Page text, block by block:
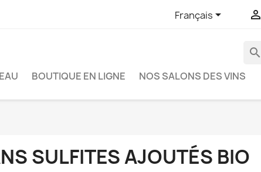
Français 
search
BOUTIQUE EN LIGNE NOS SALONS DES VINS
SULFITES AJOUTÉS BIO